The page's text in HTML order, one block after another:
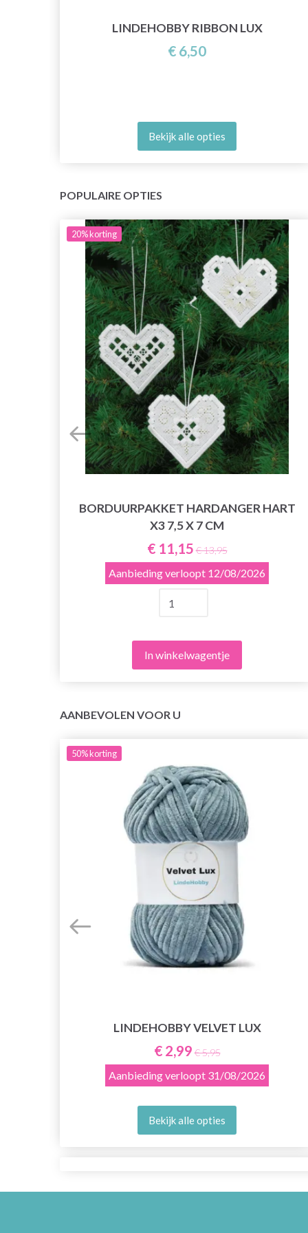
LINDEHOBBY RIBBON LUX
€ 6,50
Bekijk alle opties
POPULAIRE OPTIES
20%korting
BORDUURPAKKET HARDANGER HART
X3 7,5 X 7 CM
€ 11,15 € 13,95
Aanbieding verloopt 12/08/2026
In winkelwagentje
AANBEVOLEN VOOR U
50%korting
LINDEHOBBY VELVET LUX
€ 2,99 € 5,95
Aanbieding verloopt 31/08/2026
Bekijk alle opties